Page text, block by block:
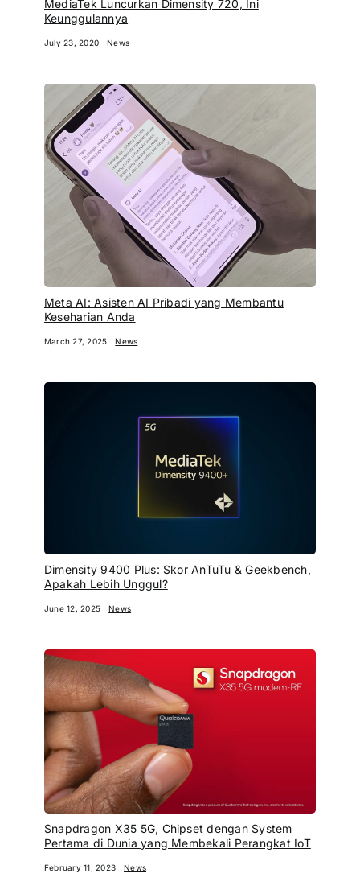
MediaTek Luncurkan Dimensity 720, Ini
Keunggulannya
July 23, 2020 News
Meta AI: Asisten AI Pribadi yang Membantu
Keseharian Anda
March 27, 2025 News
Dimensity 9400 Plus: Skor AnTuTu & Geekbench,
Apakah Lebih Unggul?
June 12, 2025 News
Snapdragon X35 5G, Chipset dengan System
Pertama di Dunia yang Membekali Perangkat IoT
February 11, 2023 News